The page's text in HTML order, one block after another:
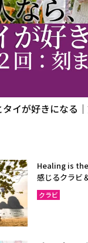
タイが好きになる
Healing is
感じるクラビ
クラビ